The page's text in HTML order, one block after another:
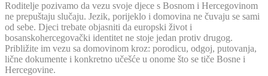
Roditelje pozivamo da vezu svoje djece s Bosnom i Hercegovinom
ne prepuštaju slučaju. Jezik, porijeklo i domovina ne čuvaju se sami
od sebe. Djeci trebate objasniti da europski život i
bosanskohercegovački identitet ne stoje jedan protiv drugog.
Približite im vezu sa domovinom kroz: porodicu, odgoj, putovanja,
lične dokumente i konkretno učešće u onome što se tiče Bosne i
Hercegovine.